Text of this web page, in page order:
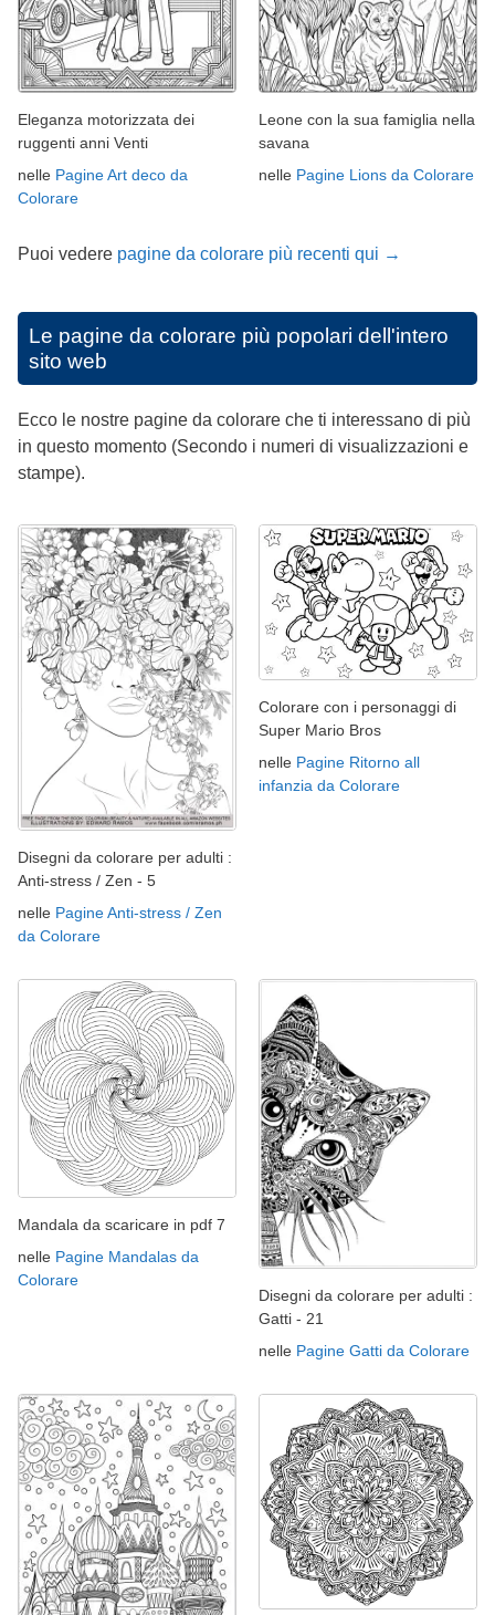
Eleganza motorizzata dei
ruggenti anni Venti
nelle Pagine Art deco da
Colorare
Leone con la sua famiglia nella
savana
nelle Pagine Lions da Colorare
Puoi vedere pagine da colorare più recenti qui →
Le pagine da colorare più popolari dell'intero
sito web
Ecco le nostre pagine da colorare che ti interessano di più
in questo momento (Secondo i numeri di visualizzazioni e
stampe).
Disegni da colorare per adulti :
Anti-stress / Zen - 5
nelle Pagine Anti-stress / Zen
da Colorare
Colorare con i personaggi di
Super Mario Bros
nelle Pagine Ritorno all
infanzia da Colorare
Mandala da scaricare in pdf 7
nelle Pagine Mandalas da
Colorare
Disegni da colorare per adulti :
Gatti - 21
nelle Pagine Gatti da Colorare